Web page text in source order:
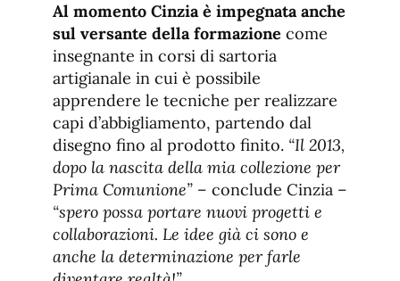
Al momento Cinzia è impegnata anche
sul versante della formazione come
insegnante in corsi di sartoria
artigianale in cui è possibile
apprendere le tecniche per realizzare
capi d’abbigliamento, partendo dal
disegno fino al prodotto finito. “Il 2013,
dopo la nascita della mia collezione per
Prima Comunione” – conclude Cinzia –
“spero possa portare nuovi progetti e
collaborazioni. Le idee già ci sono e
anche la determinazione per farle